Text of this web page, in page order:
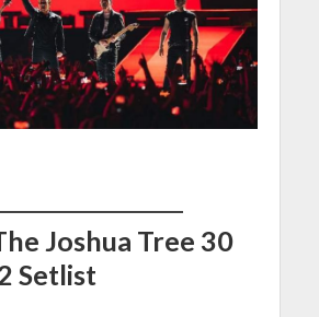
Joshua Tree 30
Setlist